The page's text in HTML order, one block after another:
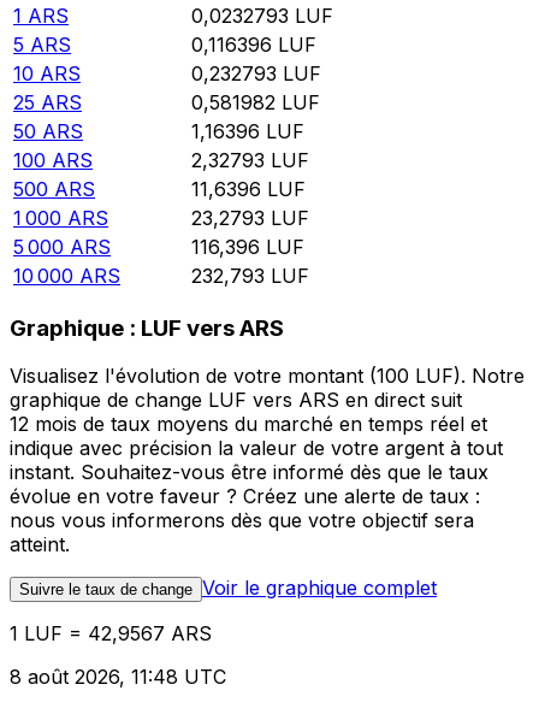
1 ARS 0,0232793 LUF
5 ARS 0,116396 LUF
10 ARS 0,232793 LUF
25 ARS 0,581982 LUF
50 ARS 1,16396 LUF
100 ARS 2,32793 LUF
500 ARS 11,6396 LUF
1 000 ARS 23,2793 LUF
5 000 ARS 116,396 LUF
10 000 ARS 232,793 LUF
Graphique : LUF vers ARS
Visualisez l'évolution de votre montant (100 LUF). Notre
graphique de change LUF vers ARS en direct suit
12 mois de taux moyens du marché en temps réel et
indique avec précision la valeur de votre argent à tout
instant. Souhaitez-vous être informé dès que le taux
évolue en votre faveur ? Créez une alerte de taux :
nous vous informerons dès que votre objectif sera
atteint.
Suivre le taux de change Voir le graphique complet
1 LUF = 42,9567 ARS
8 août 2026, 11:48 UTC